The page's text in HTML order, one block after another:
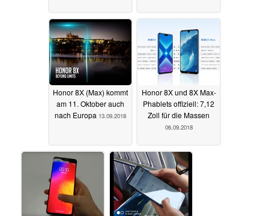
Honor 8X (Max) kommt
am 11. Oktober auch
nach Europa 13.09.2018
Honor 8X und 8X Max-
Phablets offiziell: 7,12
Zoll für die Massen
06.09.2018